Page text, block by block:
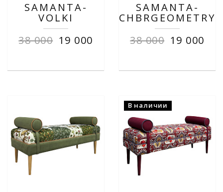
SAMANTA-
VOLKI
38 000 19 000
SAMANTA-
CHBRGEOMETRY
38 000 19 000
В наличии